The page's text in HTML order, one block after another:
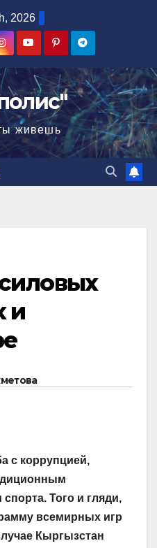
2026
живешь
и
с коррупцией,
Того и гляди,
всемирных игр
Кыргызстан